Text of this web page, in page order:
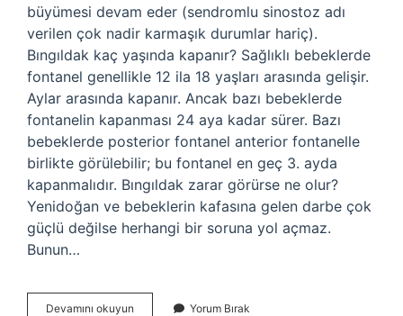
büyümesi devam eder (sendromlu sinostoz adı
verilen çok nadir karmaşık durumlar hariç).
Bıngıldak kaç yaşında kapanır? Sağlıklı bebeklerde
fontanel genellikle 12 ila 18 yaşları arasında gelişir.
Aylar arasında kapanır. Ancak bazı bebeklerde
fontanelin kapanması 24 aya kadar sürer. Bazı
bebeklerde posterior fontanel anterior fontanelle
birlikte görülebilir; bu fontanel en geç 3. ayda
kapanmalıdır. Bıngıldak zarar görürse ne olur?
Yenidoğan ve bebeklerin kafasına gelen darbe çok
güçlü değilse herhangi bir soruna yol açmaz.
Bunun…
Devamını okuyun Yorum Bırak